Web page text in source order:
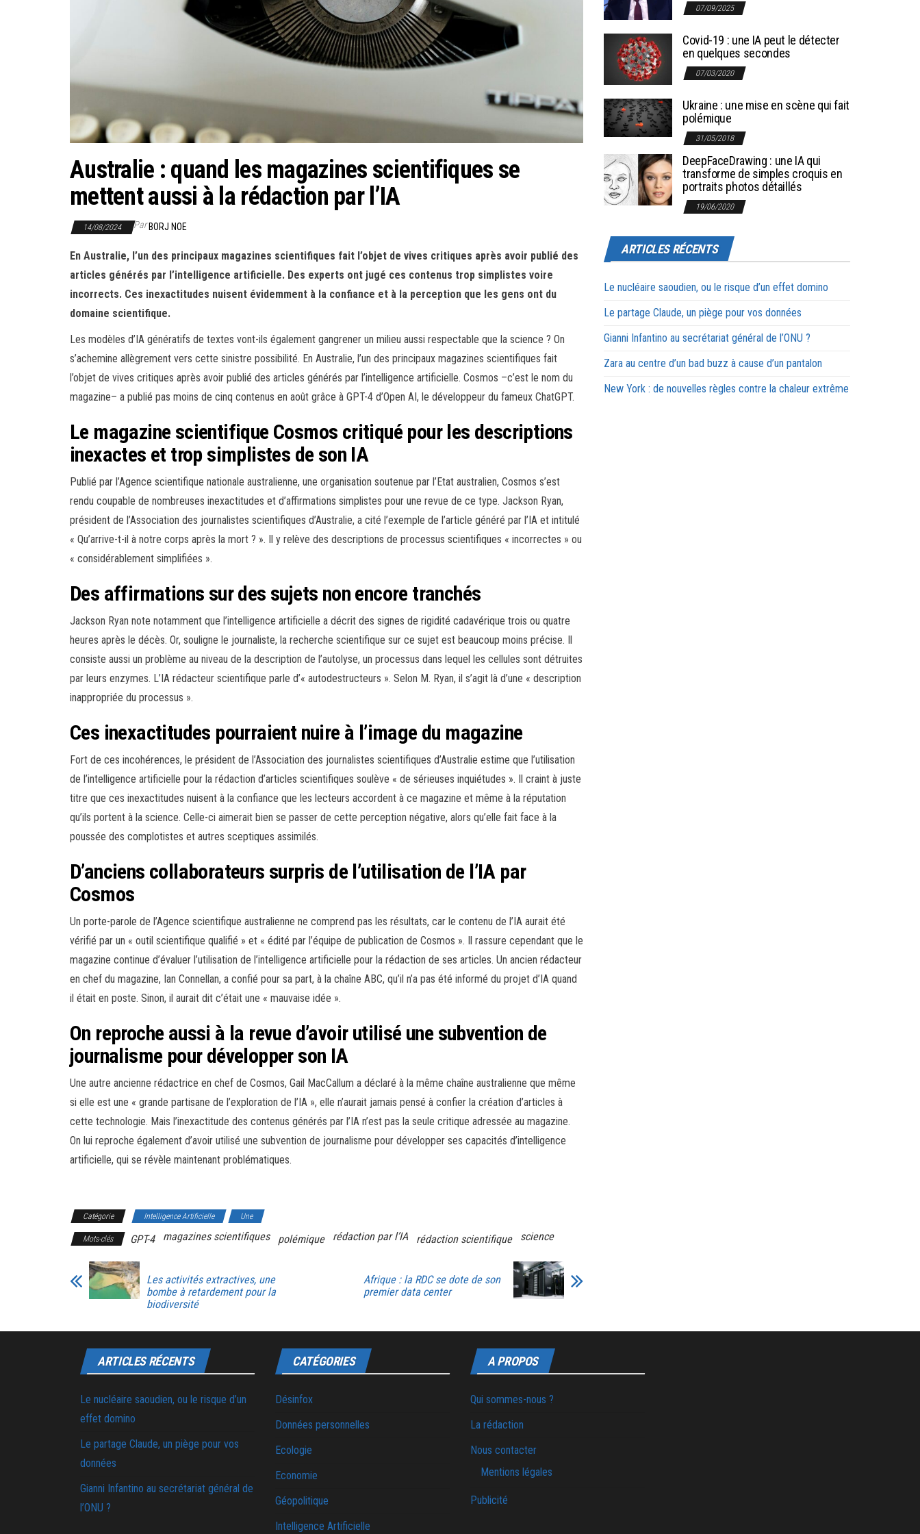
Australie : quand les magazines scientifiques se
mettent aussi à la rédaction par l’IA
14/08/2024 ParBORJ NOE
En Australie, l’un des principaux magazines scientifiques fait l’objet de vives critiques après avoir publié des
articles générés par l’intelligence artificielle. Des experts ont jugé ces contenus trop simplistes voire
incorrects. Ces inexactitudes nuisent évidemment à la confiance et à la perception que les gens ont du
domaine scientifique.
Les modèles d’IA génératifs de textes vont-ils également gangrener un milieu aussi respectable que la science ? On
s’achemine allègrement vers cette sinistre possibilité. En Australie, l’un des principaux magazines scientifiques fait
l’objet de vives critiques après avoir publié des articles générés par l’intelligence artificielle. Cosmos –c’est le nom du
magazine– a publié pas moins de cinq contenus en août grâce à GPT-4 d’Open AI, le développeur du fameux ChatGPT.
Le magazine scientifique Cosmos critiqué pour les descriptions
inexactes et trop simplistes de son IA
Publié par l’Agence scientifique nationale australienne, une organisation soutenue par l’Etat australien, Cosmos s’est
rendu coupable de nombreuses inexactitudes et d’affirmations simplistes pour une revue de ce type. Jackson Ryan,
président de l’Association des journalistes scientifiques d’Australie, a cité l’exemple de l’article généré par l’IA et intitulé
« Qu’arrive-t-il à notre corps après la mort ? ». Il y relève des descriptions de processus scientifiques « incorrectes » ou
« considérablement simplifiées ».
Des affirmations sur des sujets non encore tranchés
Jackson Ryan note notamment que l’intelligence artificielle a décrit des signes de rigidité cadavérique trois ou quatre
heures après le décès. Or, souligne le journaliste, la recherche scientifique sur ce sujet est beaucoup moins précise. Il
consiste aussi un problème au niveau de la description de l’autolyse, un processus dans lequel les cellules sont détruites
par leurs enzymes. L’IA rédacteur scientifique parle d’« autodestructeurs ». Selon M. Ryan, il s’agit là d’une « description
inappropriée du processus ».
Ces inexactitudes pourraient nuire à l’image du magazine
Fort de ces incohérences, le président de l’Association des journalistes scientifiques d’Australie estime que l’utilisation
de l’intelligence artificielle pour la rédaction d’articles scientifiques soulève « de sérieuses inquiétudes ». Il craint à juste
titre que ces inexactitudes nuisent à la confiance que les lecteurs accordent à ce magazine et même à la réputation
qu’ils portent à la science. Celle-ci aimerait bien se passer de cette perception négative, alors qu’elle fait face à la
poussée des complotistes et autres sceptiques assimilés.
D’anciens collaborateurs surpris de l’utilisation de l’IA par
Cosmos
Un porte-parole de l’Agence scientifique australienne ne comprend pas les résultats, car le contenu de l’IA aurait été
vérifié par un « outil scientifique qualifié » et « édité par l’équipe de publication de Cosmos ». Il rassure cependant que le
magazine continue d’évaluer l’utilisation de l’intelligence artificielle pour la rédaction de ses articles. Un ancien rédacteur
en chef du magazine, Ian Connellan, a confié pour sa part, à la chaîne ABC, qu’il n’a pas été informé du projet d’IA quand
il était en poste. Sinon, il aurait dit c’était une « mauvaise idée ».
On reproche aussi à la revue d’avoir utilisé une subvention de
journalisme pour développer son IA
Une autre ancienne rédactrice en chef de Cosmos, Gail MacCallum a déclaré à la même chaîne australienne que même
si elle est une « grande partisane de l’exploration de l’IA », elle n’aurait jamais pensé à confier la création d’articles à
cette technologie. Mais l’inexactitude des contenus générés par l’IA n’est pas la seule critique adressée au magazine.
On lui reproche également d’avoir utilisé une subvention de journalisme pour développer ses capacités d’intelligence
artificielle, qui se révèle maintenant problématiques.
Catégorie Intelligence Artificielle Une
Mots-clés GPT-4 magazines scientifiques polémique rédaction par l’IA rédaction scientifique science
Les activités extractives, une
bombe à retardement pour la
biodiversité
Afrique : la RDC se dote de son
premier data center
07/09/2025
Covid-19 : une IA peut le détecter
en quelques secondes
07/03/2020
Ukraine : une mise en scène qui fait
polémique
31/05/2018
DeepFaceDrawing : une IA qui
transforme de simples croquis en
portraits photos détaillés
19/06/2020
ARTICLES RÉCENTS
Le nucléaire saoudien, ou le risque d’un effet domino
Le partage Claude, un piège pour vos données
Gianni Infantino au secrétariat général de l’ONU ?
Zara au centre d’un bad buzz à cause d’un pantalon
New York : de nouvelles règles contre la chaleur extrême
ARTICLES RÉCENTS
Le nucléaire saoudien, ou le risque d’un
effet domino
Le partage Claude, un piège pour vos
données
Gianni Infantino au secrétariat général de
l’ONU ?
CATÉGORIES
Désinfox
Données personnelles
Ecologie
Economie
Géopolitique
Intelligence Artificielle
A PROPOS
Qui sommes-nous ?
La rédaction
Nous contacter
Mentions légales
Publicité